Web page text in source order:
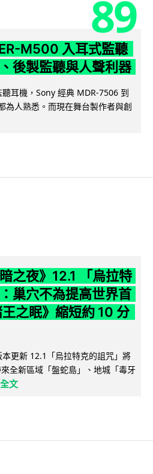
89
M500 入耳式監聽
後製監聽與人聲利器
耳機，Sony 經典 MDR-7506 到
為人熟悉。而現在舞台製作者與創
之夜》12.1 「烏拉特
巢穴不為提高世界首
之眠》縮短約 10 分
本更新 12.1「烏拉特克的詛咒」將
全新區域「盤蛇島」、地城「毒牙
文